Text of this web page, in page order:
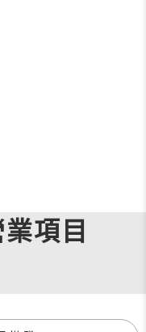
項目